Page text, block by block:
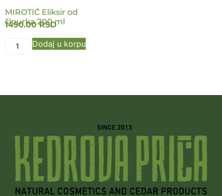
MIROTIĆ Eliksir od
šipurka 200 ml
1490.00RSD
Dodaj u korpu